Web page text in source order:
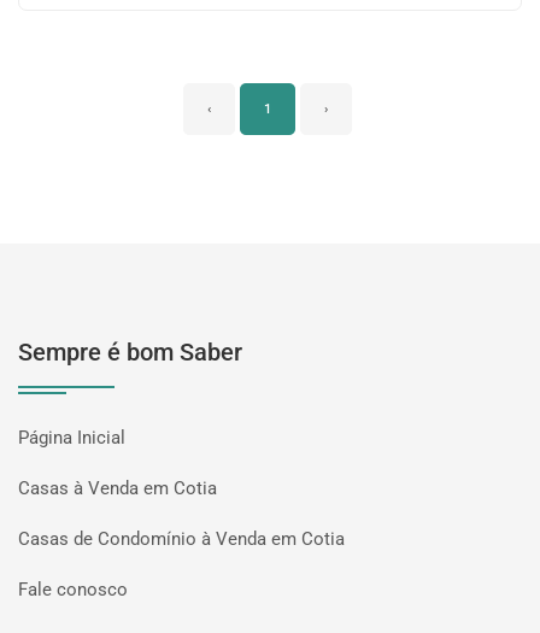
‹ 1 ›
Sempre é bom Saber
Página Inicial
Casas à Venda em Cotia
Casas de Condomínio à Venda em Cotia
Fale conosco